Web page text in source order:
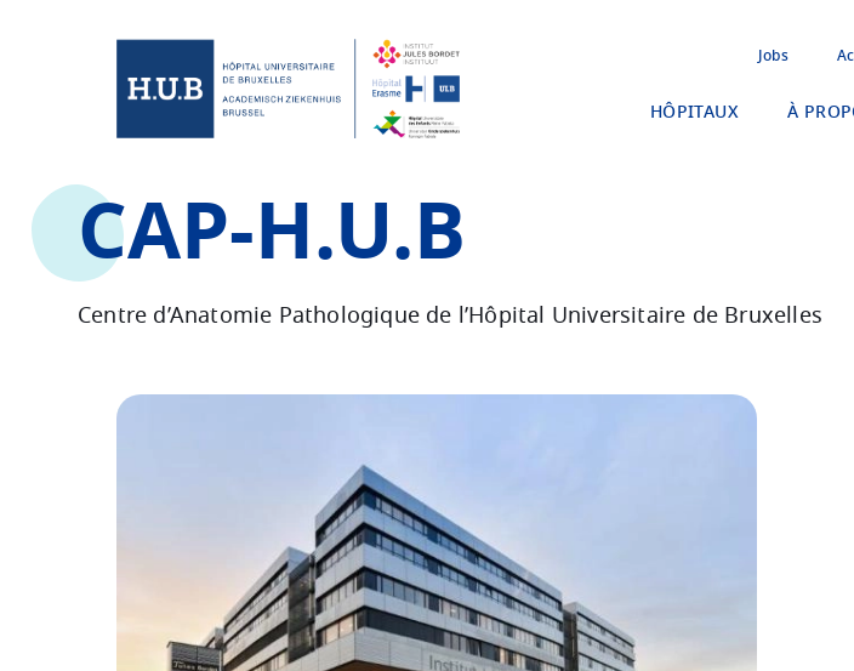
Jobs
HÔPITAUX À
CAP-H.U.B
Centre d’Anatomie Pathologique de l’Hôpital Universitaire de Bruxelles
Image